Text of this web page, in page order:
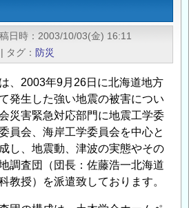
日時
2003/10/03(金) 16:11
| タグ 防災
、2003年9月26日に北海道地方
発生した強い地震の被害につい
災害緊急対応部門に地震工学委
員会、海岸工学委員会を中心と
し、地震動、津波の実態やその
調査団（団長：佐藤浩一北海道
教授）を派遣致しております。